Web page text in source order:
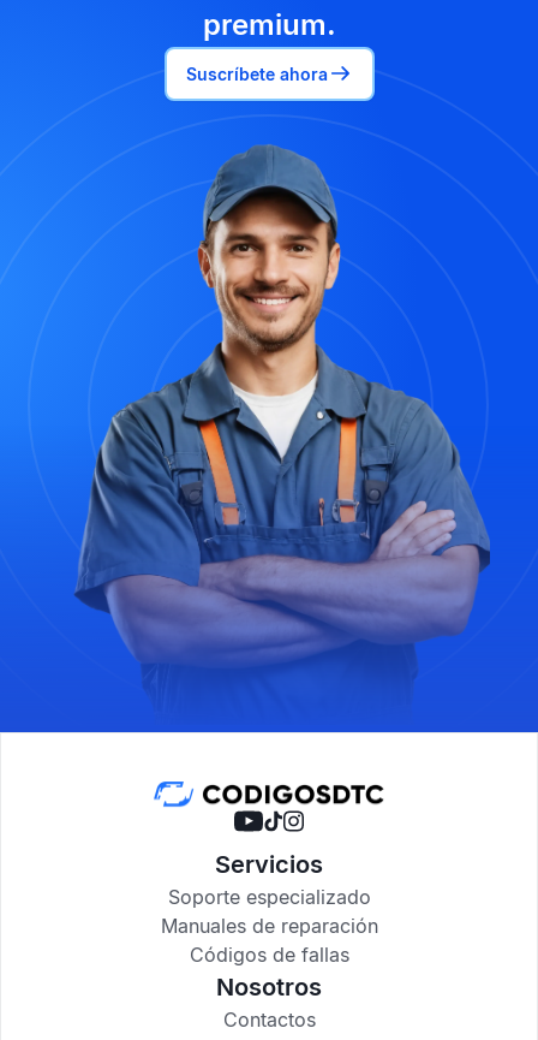
premium.
Suscríbete ahora
Servicios
Soporte especializado
Manuales de reparación
Códigos de fallas
Nosotros
Contactos